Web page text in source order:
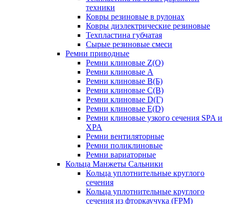
техники
Ковры резиновые в рулонах
Ковры диэлектрические резиновые
Техпластина губчатая
Сырые резиновые смеси
Ремни приводные
Ремни клиновые Z(О)
Ремни клиновые A
Ремни клиновые B(Б)
Ремни клиновые C(В)
Ремни клиновые D(Г)
Ремни клиновые Е(D)
Ремни клиновые узкого сечения SPA и
XPA
Ремни вентиляторные
Ремни поликлиновые
Ремни вариаторные
Кольца Манжеты Сальники
Кольца уплотнительные круглого
сечения
Кольца уплотнительные круглого
сечения из фторкаучука (FPM)